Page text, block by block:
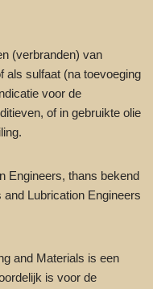
(verbranden) van
als sulfaat (na toevoeging
voor de
of in gebruikte olie
Engineers, thans bekend
Lubrication Engineers
and Materials is een
is voor de